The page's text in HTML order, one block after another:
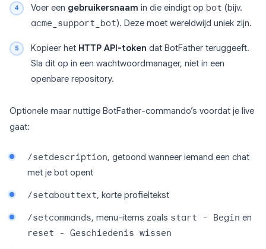
Voer een gebruikersnaam in die eindigt op bot (bijv.
acme_support_bot). Deze moet wereldwijd uniek zijn.
Kopieer het HTTP API-token dat BotFather teruggeeft.
Sla dit op in een wachtwoordmanager, niet in een
openbare repository.
Optionele maar nuttige BotFather-commando’s voordat je live
gaat:
/setdescription, getoond wanneer iemand een chat
met je bot opent
/setabouttext, korte profieltekst
/setcommands, menu-items zoals start - Begin en
reset - Geschiedenis wissen